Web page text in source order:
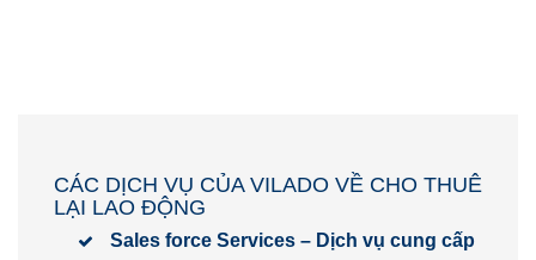
CÁC DỊCH VỤ CỦA VILADO VỀ CHO THUÊ
LẠI LAO ĐỘNG
Sales force Services – Dịch vụ cung cấp